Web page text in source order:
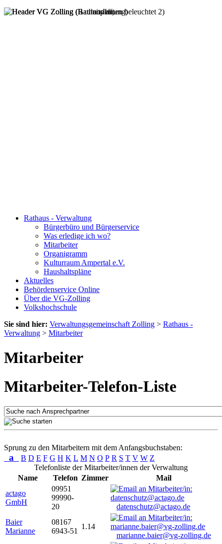
Rathaus - Verwaltung
Bürgerbüro und Bürgerservice
Was erledige ich wo?
Mitarbeiter
Organigramm
Kulturraum Ampertal e.V.
Haushaltspläne
Aktuelles
Behördenservice Online
Über die VG-Zolling
Volkshochschule
Sie sind hier: Verwaltungsgemeinschaft Zolling > Rathaus -
Verwaltung > Mitarbeiter
Mitarbeiter
Mitarbeiter-Telefon-Liste
Sprung zu den Mitarbeitern mit dem Anfangsbuchstaben:
a B D E F G H K L M N O P R S T V W Z
Telefonliste der Mitarbeiter/innen der Verwaltung
Name
Telefon Zimmer
Mail
actago
GmbH
09951
99990-
20
datenschutz@actago.de
Baier
Marianne
08167
6943-51
1.14
marianne.baier@vg-zolling.de